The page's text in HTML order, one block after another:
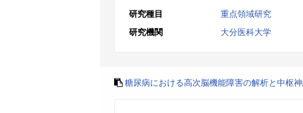
研究種目
重点領域研究
研究機関
大分医科大学
糖尿病における高次脳機能障害の解析と中枢